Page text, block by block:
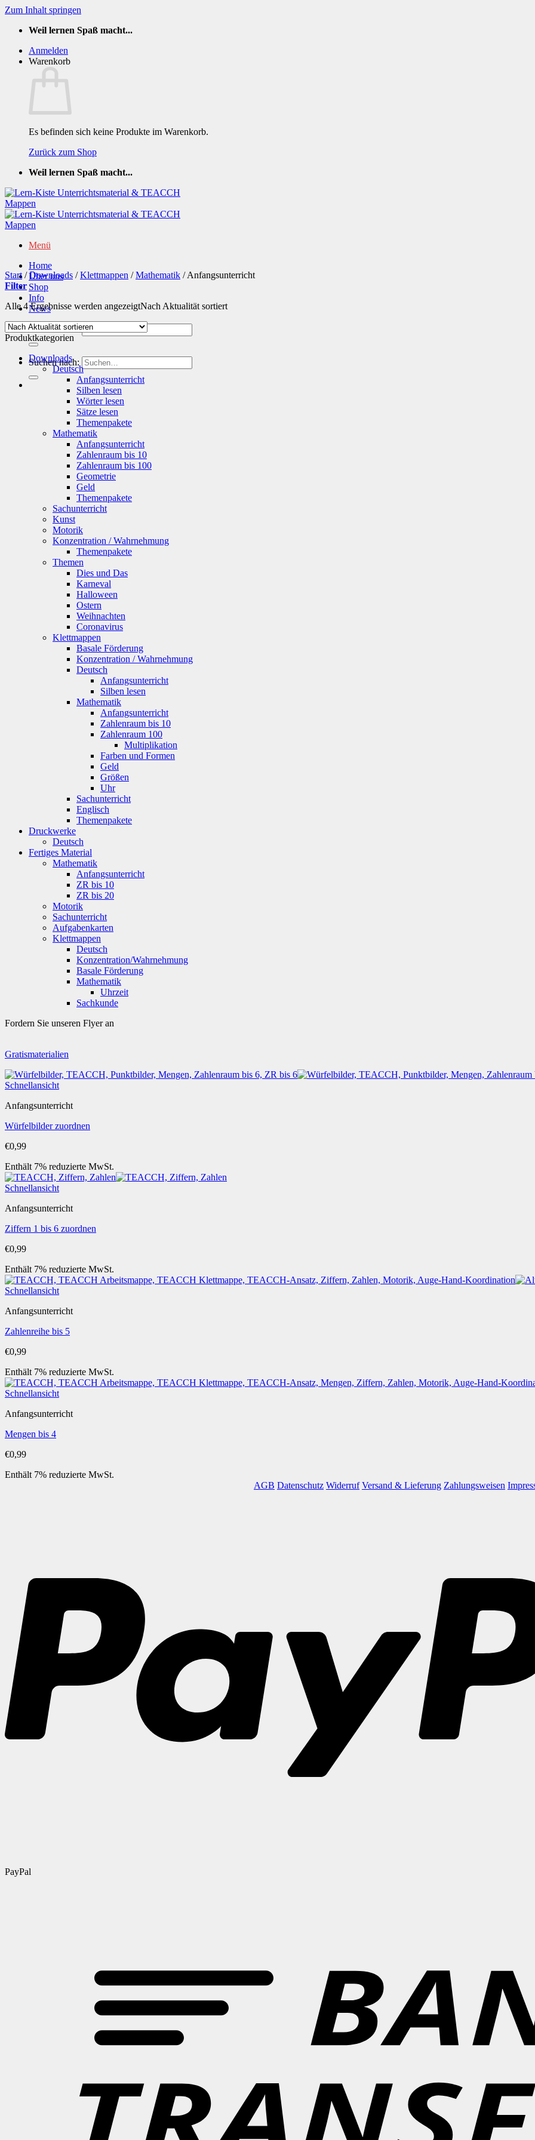
Zum Inhalt springen
Weil lernen Spaß macht...
Anmelden
Warenkorb
Es befinden sich keine Produkte im Warenkorb.
Zurück zum Shop
Weil lernen Spaß macht...
Menü
Home
Über uns
Shop
Info
News
Suchen nach:
Suchen nach:
Start / Downloads / Klettmappen / Mathematik /Anfangsunterricht
Filter
Alle 4 Ergebnisse werden angezeigtNach Aktualität sortiert
Produktkategorien
Downloads
Deutsch
Anfangsunterricht
Silben lesen
Wörter lesen
Sätze lesen
Themenpakete
Mathematik
Anfangsunterricht
Zahlenraum bis 10
Zahlenraum bis 100
Geometrie
Geld
Themenpakete
Sachunterricht
Kunst
Motorik
Konzentration / Wahrnehmung
Themenpakete
Themen
Dies und Das
Karneval
Halloween
Ostern
Weihnachten
Coronavirus
Klettmappen
Basale Förderung
Konzentration / Wahrnehmung
Deutsch
Anfangsunterricht
Silben lesen
Mathematik
Anfangsunterricht
Zahlenraum bis 10
Zahlenraum 100
Multiplikation
Farben und Formen
Geld
Größen
Uhr
Sachunterricht
Englisch
Themenpakete
Druckwerke
Deutsch
Fertiges Material
Mathematik
Anfangsunterricht
ZR bis 10
ZR bis 20
Motorik
Sachunterricht
Aufgabenkarten
Klettmappen
Deutsch
Konzentration/Wahrnehmung
Basale Förderung
Mathematik
Uhrzeit
Sachkunde
Fordern Sie unseren Flyer an
Gratismaterialien
Schnellansicht
Anfangsunterricht
Würfelbilder zuordnen
€0,99
Enthält 7% reduzierte MwSt.
Schnellansicht
Anfangsunterricht
Ziffern 1 bis 6 zuordnen
€0,99
Enthält 7% reduzierte MwSt.
Schnellansicht
Anfangsunterricht
Zahlenreihe bis 5
€0,99
Enthält 7% reduzierte MwSt.
Schnellansicht
Anfangsunterricht
Mengen bis 4
€0,99
Enthält 7% reduzierte MwSt.
AGB Datenschutz Widerruf Versand & Lieferung Zahlungsweisen
PayPal